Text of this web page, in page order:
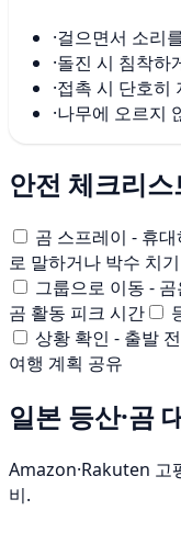
·걸으면서 소리
·돌진 시 침착하
·접촉 시 단호히
·나무에 오르지
안전 체크리스
곰 스프레이 - 휴
로 말하거나 박수 치기
그룹으로 이동 -
곰 활동 피크 시간
상황 확인 - 출발
여행 계획 공유
일본 등산·곰
Amazon·Rakuten 고
비.